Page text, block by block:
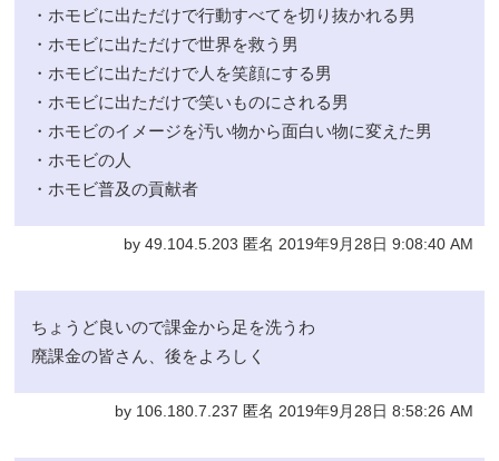
・ホモビに出ただけで行動すべてを切り抜かれる男
・ホモビに出ただけで世界を救う男
・ホモビに出ただけで人を笑顔にする男
・ホモビに出ただけで笑いものにされる男
・ホモビのイメージを汚い物から面白い物に変えた男
・ホモビの人
・ホモビ普及の貢献者
by 49.104.5.203 匿名 2019年9月28日 9:08:40 AM
ちょうど良いので課金から足を洗うわ
廃課金の皆さん、後をよろしく
by 106.180.7.237 匿名 2019年9月28日 8:58:26 AM